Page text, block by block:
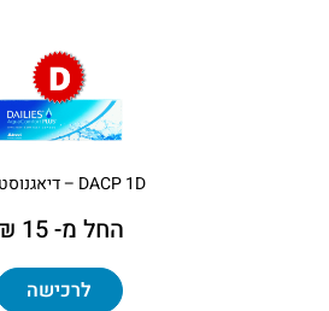
DACP 1D – דיאגנוסטיקה
החל מ- 15 ₪
לרכישה